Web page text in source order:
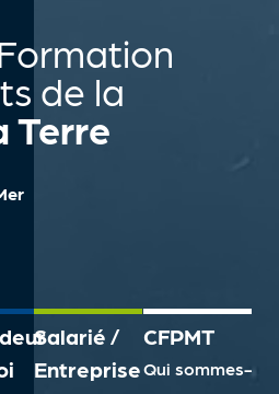
de la
Terre
CFPMT
Qui sommes-
Salarié /
Entreprise